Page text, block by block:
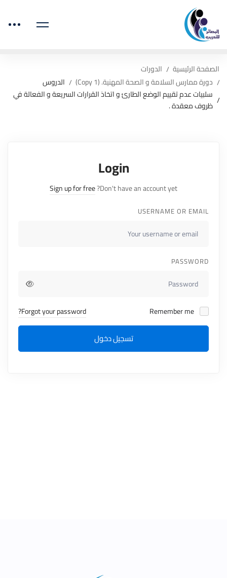
الصفحة الرئيسية
الدورات
دورة ممارس السلامة و الصحة المهنية. (Copy 1)
الدروس
سلبيات عدم تقييم الوضع الطارئ و اتخاذ القرارات السريعة و الفعالة في
ظروف معقدة .
Login
Don't have an account yet?
Sign up for free
USERNAME OR EMAIL
PASSWORD
Forgot your password?
تسجيل دخول